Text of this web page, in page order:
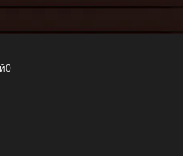
0